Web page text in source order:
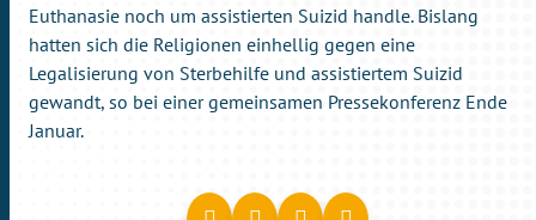
Euthanasie noch um assistierten Suizid handle. Bislang
hatten sich die Religionen einhellig gegen eine
Legalisierung von Sterbehilfe und assistiertem Suizid
gewandt, so bei einer gemeinsamen Pressekonferenz Ende
Januar.